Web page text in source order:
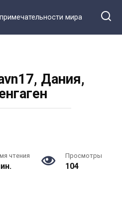
мира
Дания,
чтения Просмотры
104